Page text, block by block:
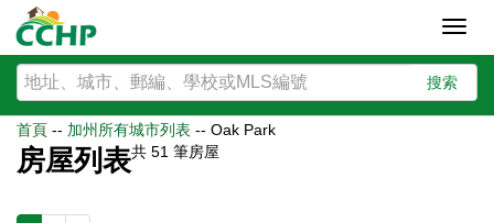
搜索
首頁 -- 加州所有城市列表 -- Oak Park
房屋列表共 51 筆房屋